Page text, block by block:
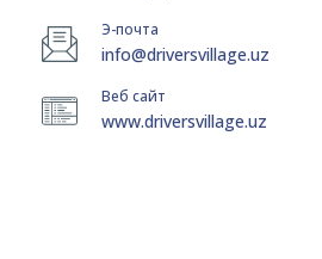
Э-почта
info@driversvillage.uz
Веб сайт
www.driversvillage.uz